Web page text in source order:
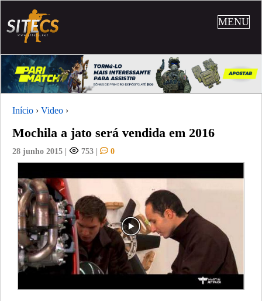
MENU
Início › Video ›
Mochila a jato será vendida em 2016
28 junho 2015 | 753 | 0